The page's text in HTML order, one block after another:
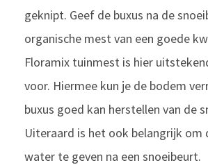
geknipt. Geef de buxus na de
organische mest van een goede
Floramix tuinmest is hier
voor. Hiermee kun je de bodem
buxus goed kan herstellen van de
Uiteraard is het ook belangrijk om
water te geven na een snoeibeurt.